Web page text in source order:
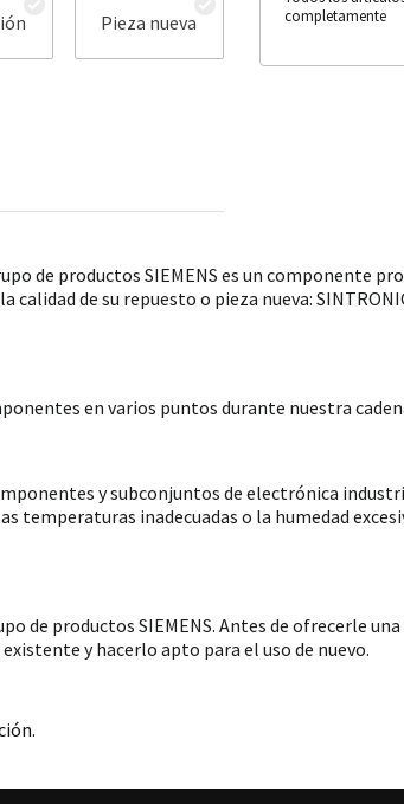
Pieza nueva
completamente
de productos SIEMENS es un componente
de su repuesto o pieza nueva:
en varios puntos durante nuestra
y subconjuntos de electrónica
temperaturas inadecuadas o la humedad
de productos SIEMENS. Antes de ofrecerle
y hacerlo apto para el uso de nuevo.